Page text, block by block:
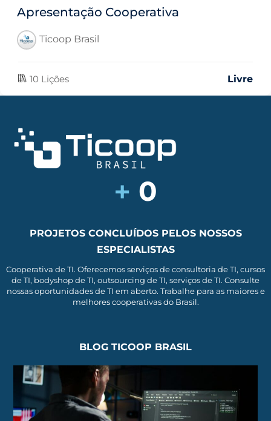
Apresentação Cooperativa
Ticoop Brasil
10 Lições Livre
+ 0
PROJETOS CONCLUÍDOS PELOS NOSSOS
ESPECIALISTAS
Cooperativa de TI. Oferecemos serviços de consultoria de TI, cursos
de TI, bodyshop de TI, outsourcing de TI, serviços de TI. Consulte
nossas oportunidades de TI em aberto. Trabalhe para as maiores e
melhores cooperativas do Brasil.
BLOG TICOOP BRASIL